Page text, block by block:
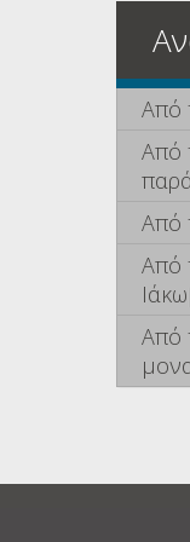
Από
Από
Από
Από
Από